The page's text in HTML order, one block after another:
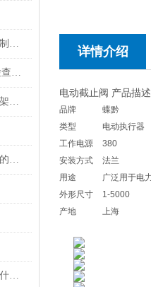
智能电动执行器是一种能够接收控制信号的设备
QMB隔爆电动装置需要定期进行检查和维护
手电动调速器体积小、结构紧凑、架构合理
精小型执行器主要有以下三个方面的特点
高温电动截止阀的核心工作原理是什么？
详情介绍
电动截止阀 产品描述
品牌
蝶黔
类型
电动执行器
工作电源
380
安装方式
法兰
用途
广泛用于电
外形尺寸
1-5000
产地
上海